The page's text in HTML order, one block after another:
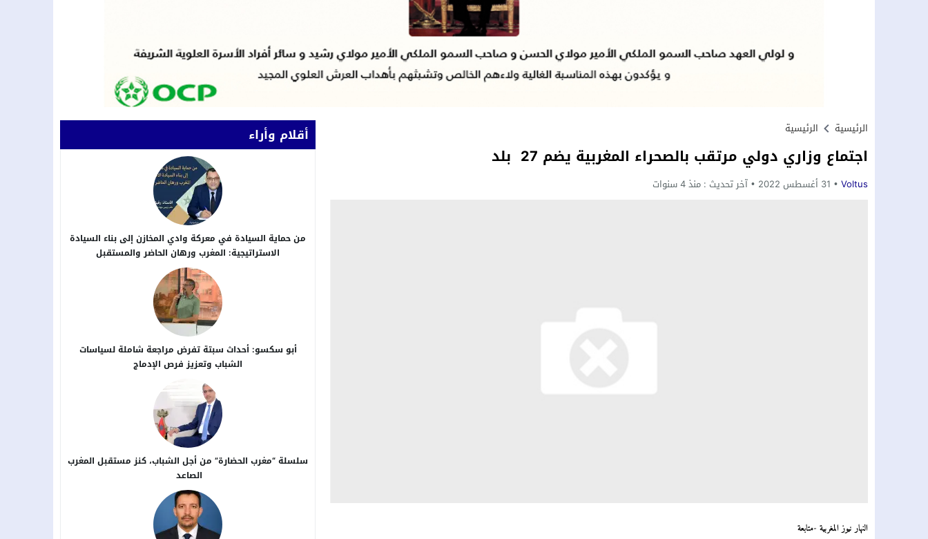
الرئيسية الرئيسية
اجتماع وزاري دولي مرتقب بالصحراء المغربية يضم 27 بلد
Voltus 31 أغسطس 2022 آخر تحديث : منذ 4 سنوات
النهار نيوز المغربية -متابعة
أقلام وأراء
من حماية السيادة في معركة وادي المخازن إلى بناء السيادة
الاستراتيجية: المغرب ورهان الحاضر والمستقبل
أبو سكسو: أحداث سبتة تفرض مراجعة شاملة لسياسات
الشباب وتعزيز فرص الإدماج
سلسلة “مغرب الحضارة” من أجل ​الشباب، كنز مستقبل المغرب
الصاعد